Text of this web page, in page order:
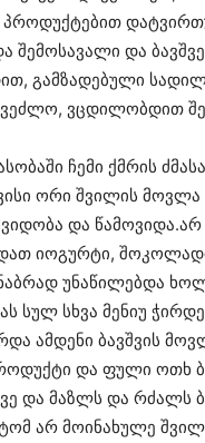
შემოსავალი და
გამზადებული
ვცდილობდით
ჩემი ქმრის
ორი შვილის
და
იოგურტი,
უნაწილებდა
სულ სხვა მენიუ
ამდენი ბავშვის
და ფული ოთხ
და მაზლს და რძალს
არ მოინახულე